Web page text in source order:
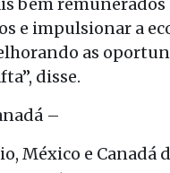
e impulsionar a
as
disse.
–
México e Canadá